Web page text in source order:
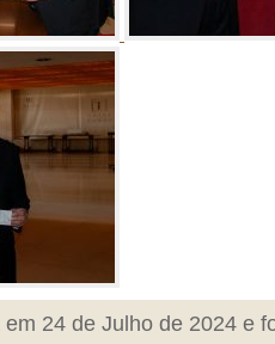
24 de Julho de 2024 e